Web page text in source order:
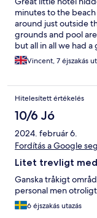
minutes to the
around just outside
grounds and pool
but all in all we had a
Vincent, 7 éjszakás
Hitelesített értékelés
10/6 Jó
2024. február 6.
Fordítás a Google
Litet trevligt
Ganska tråkigt
personal men
6 éjszakás utazás